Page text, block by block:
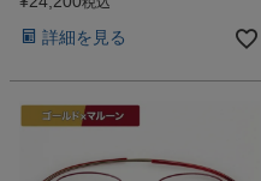
詳細を見る